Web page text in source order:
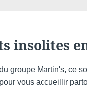
insolites
groupe Martin's, ce
pour vous accueillir